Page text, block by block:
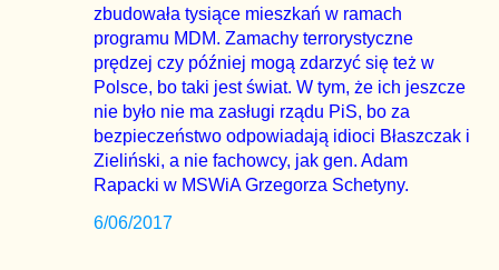
zbudowała tysiące mieszkań w ramach
programu MDM. Zamachy terrorystyczne
prędzej czy później mogą zdarzyć się też w
Polsce, bo taki jest świat. W tym, że ich jeszcze
nie było nie ma zasługi rządu PiS, bo za
bezpieczeństwo odpowiadają idioci Błaszczak i
Zieliński, a nie fachowcy, jak gen. Adam
Rapacki w MSWiA Grzegorza Schetyny.
6/06/2017